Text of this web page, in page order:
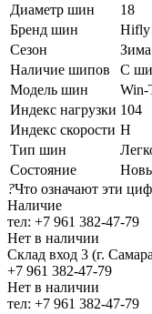
Диаметр шин
18
Бренд шин
Hifly
Сезон
Зима
Наличие шипов
С
Модель шин
Win-
Индекс нагрузки 104
Индекс скорости H
Тип шин
Состояние
?Что означают эти
Наличие
тел: +7 961 382-47-79
Нет в наличии
Склад вход 3 (г.
+7 961 382-47-79
Нет в наличии
тел: +7 961 382-47-79